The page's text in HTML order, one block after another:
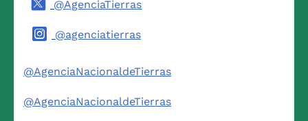
@AgenciaTierras
@agenciatierras
@AgenciaNacionaldeTierras
@AgenciaNacionaldeTierras